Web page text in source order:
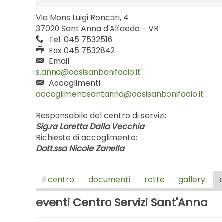
Via Mons Luigi Roncari, 4
37020 Sant'Anna d'Alfaedo - VR
Tel. 045 7532516
Fax 045 7532842
Email:
Accoglimenti:
Responsabile del centro di servizi:
Sig.ra Loretta Dalla Vecchia
Richieste di accoglimento:
Dott.ssa Nicole Zanella
il centro documenti rette gallery
eventi Centro Servizi Sant'Anna